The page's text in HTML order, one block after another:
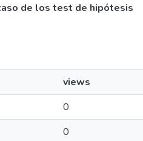
de los test de hipótesis
views
0
0